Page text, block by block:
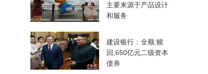
主要来源于产品设计
和服务
建设银行：全额:赎
回,650亿元二级资本
债券